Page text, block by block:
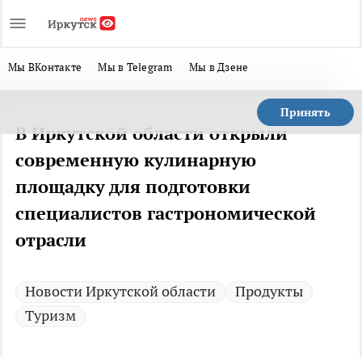
Мы ВКонтакте Мы в Telegram Мы в Дзене
Принять
В Иркутской области открыли
современную кулинарную
площадку для подготовки
специалистов гастрономической
отрасли
Новости Иркутской области
Продукты
Туризм